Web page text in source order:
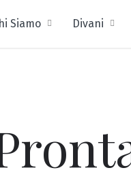
Siamo Divani